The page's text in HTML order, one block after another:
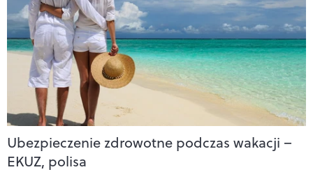
Ubezpieczenie zdrowotne podczas wakacji –
EKUZ, polisa